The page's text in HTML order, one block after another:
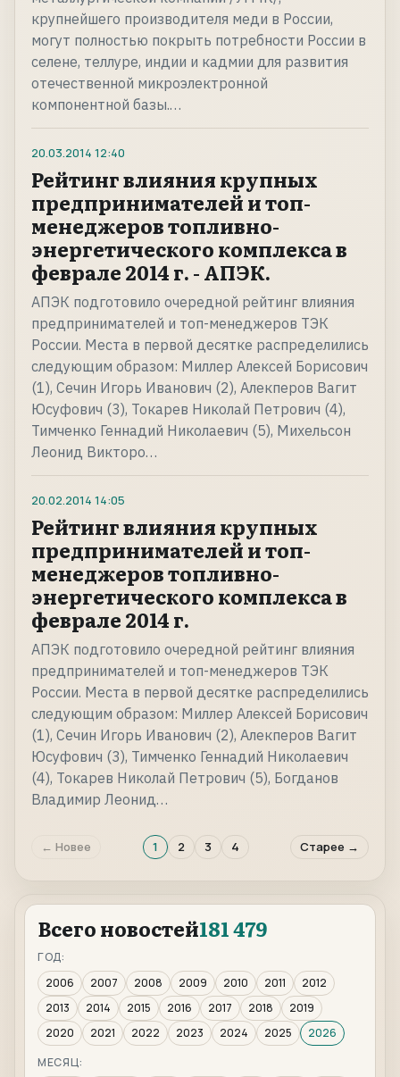
крупнейшего производителя меди в России,
могут полностью покрыть потребности России в
селене, теллуре, индии и кадмии для развития
отечественной микроэлектронной
компонентной базы.…
20.03.2014 12:40
Рейтинг влияния крупных
предпринимателей и топ-
менеджеров топливно-
энергетического комплекса в
феврале 2014 г. - АПЭК.
АПЭК подготовило очередной рейтинг влияния
предпринимателей и топ-менеджеров ТЭК
России. Места в первой десятке распределились
следующим образом: Миллер Алексей Борисович
(1), Сечин Игорь Иванович (2), Алекперов Вагит
Юсуфович (3), Токарев Николай Петрович (4),
Тимченко Геннадий Николаевич (5), Михельсон
Леонид Викторо…
20.02.2014 14:05
Рейтинг влияния крупных
предпринимателей и топ-
менеджеров топливно-
энергетического комплекса в
феврале 2014 г.
АПЭК подготовило очередной рейтинг влияния
предпринимателей и топ-менеджеров ТЭК
России. Места в первой десятке распределились
следующим образом: Миллер Алексей Борисович
(1), Сечин Игорь Иванович (2), Алекперов Вагит
Юсуфович (3), Тимченко Геннадий Николаевич
(4), Токарев Николай Петрович (5), Богданов
Владимир Леонид…
← Новее 1 2 3 4 Старее →
Всего новостей181 479
ГОД:
2006
2007 2008 2009 2010 2011
2012
2013
2014 2015 2016 2017 2018
2019
2020
2021 2022 2023 2024 2025
2026
МЕСЯЦ: